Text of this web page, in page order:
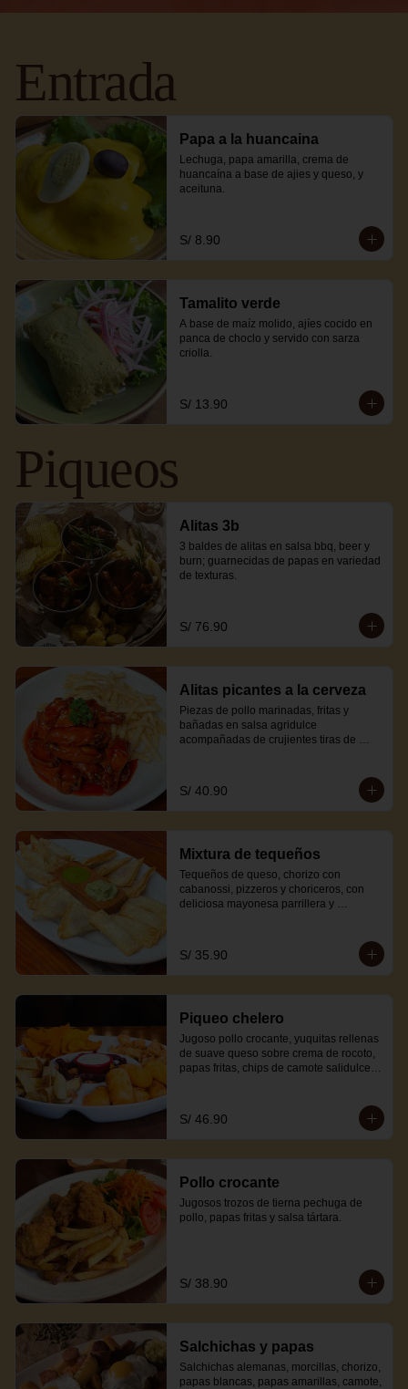
Entrada
Papa a la huancaina
Lechuga, papa amarilla, crema de
huancaína a base de ajies y queso, y
aceituna.
S/ 8.90
Tamalito verde
A base de maíz molido, ajíes cocido en
panca de choclo y servido con sarza
criolla.
S/ 13.90
Piqueos
Alitas 3b
3 baldes de alitas en salsa bbq, beer y
burn; guarnecidas de papas en variedad
de texturas.
S/ 76.90
Alitas picantes a la cerveza
Piezas de pollo marinadas, fritas y
bañadas en salsa agridulce
acompañadas de crujientes tiras de
S/ 40.90
Mixtura de tequeños
Tequeños de queso, chorizo con
cabanossi, pizzeros y choriceros, con
deliciosa mayonesa parrillera y
S/ 35.90
Piqueo chelero
Jugoso pollo crocante, yuquitas rellenas
de suave queso sobre crema de rocoto,
papas fritas, chips de camote salidulce,
S/ 46.90
Pollo crocante
Jugosos trozos de tierna pechuga de
pollo, papas fritas y salsa tártara.
S/ 38.90
Salchichas y papas
Salchichas alemanas, morcillas, chorizo,
papas blancas, papas amarillas, camote,